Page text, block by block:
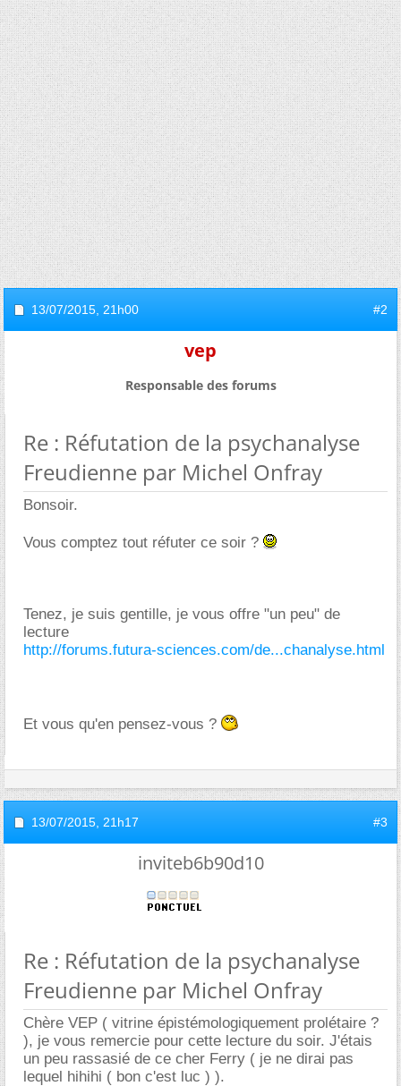
13/07/2015, 21h00 #2
vep
Responsable des forums
Re : Réfutation de la psychanalyse
Freudienne par Michel Onfray
Bonsoir.
Vous comptez tout réfuter ce soir ?
Tenez, je suis gentille, je vous offre "un peu" de
lecture
http://forums.futura-sciences.com/de...chanalyse.html
Et vous qu'en pensez-vous ?
13/07/2015, 21h17 #3
inviteb6b90d10
Re : Réfutation de la psychanalyse
Freudienne par Michel Onfray
Chère VEP ( vitrine épistémologiquement prolétaire ?
), je vous remercie pour cette lecture du soir. J'étais
un peu rassasié de ce cher Ferry ( je ne dirai pas
lequel hihihi ( bon c'est luc ) ).